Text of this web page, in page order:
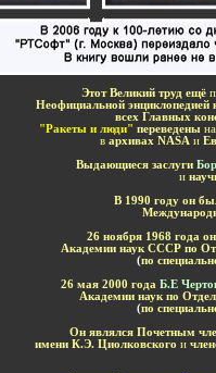
Этот Великий труд ещё
Неофициальной энциклопедией
всех Главных
"Ракеты и люди" переведены
в архивах NASA и
Выдающиеся заслуги
и
В 1990 году он
26 ноября 1968 года
Академии наук СССР по
(по
26 мая 2000 года Б.Е
Академии наук по
(по
Он являлся Почетным
имени К.Э. Циолковского и